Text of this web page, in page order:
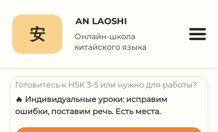
安
AN LAOSHI
Онлайн-школа
китайского языка
Готовитесь к HSK 3-5 или нужно для работы?
🔥 Индивидуальные уроки: исправим
ошибки, поставим речь. Есть места.